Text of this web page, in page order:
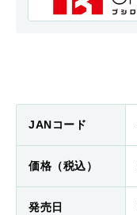
JANコード
価格（税込）
発売日